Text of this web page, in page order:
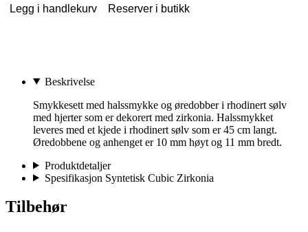
Legg i handlekurv Reserver i butikk
Beskrivelse
Smykkesett med halssmykke og øredobber i rhodinert sølv
med hjerter som er dekorert med zirkonia. Halssmykket
leveres med et kjede i rhodinert sølv som er 45 cm langt.
Øredobbene og anhenget er 10 mm høyt og 11 mm bredt.
Produktdetaljer
Spesifikasjon Syntetisk Cubic Zirkonia
Tilbehør